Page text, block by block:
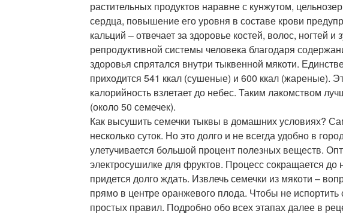
растительных продуктов наравне с кунжутом,
сердца, повышение его уровня в составе крови
кальций – отвечает за здоровье костей, волос, ногтей
репродуктивной системы человека благодаря
здоровья спрятался внутри тыквенной мякоти.
приходится 541 ккал (сушеные) и 600 ккал (жареные).
калорийность взлетает до небес. Таким лакомством
(около 50 семечек).
Как высушить семечки тыквы в домашних условиях?
несколько суток. Но это долго и не всегда удобно в
улетучивается большой процент полезных веществ.
электросушилке для фруктов. Процесс сокращается
придется долго ждать. Извлечь семечки из мякоти –
прямо в центре оранжевого плода. Чтобы не
простых правил. Подробно обо всех этапах далее в